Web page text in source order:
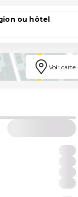
ou hôtel
Voir carte